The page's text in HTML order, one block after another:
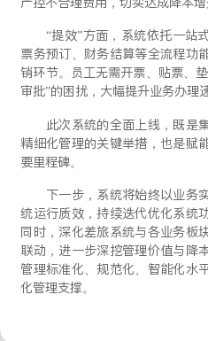
“提效”方面，系统依托一站
票务预订、财务结算等全流程功
销环节。员工无需开票、贴票、
审批”的困扰，大幅提升业务办理
此次系统的全面上线，既是
精细化管理的关键举措，也是赋
要里程碑。
下一步，系统将始终以业务
统运行质效，持续迭代优化系统
同时，深化差旅系统与各业务板
联动，进一步深挖管理价值与降
管理标准化、规范化、智能化水
化管理支撑。